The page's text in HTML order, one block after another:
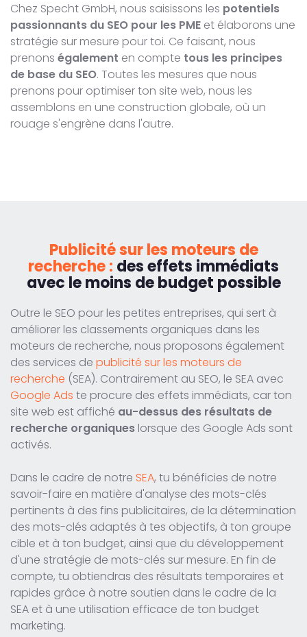
Chez Specht GmbH, nous saisissons les potentiels
passionnants du SEO pour les PME et élaborons une
stratégie sur mesure pour toi. Ce faisant, nous
prenons également en compte tous les principes
de base du SEO. Toutes les mesures que nous
prenons pour optimiser ton site web, nous les
assemblons en une construction globale, où un
rouage s'engrène dans l'autre.
Publicité sur les moteurs de
recherche : des effets immédiats
avec le moins de budget possible
Outre le SEO pour les petites entreprises, qui sert à
améliorer les classements organiques dans les
moteurs de recherche, nous proposons également
des services de publicité sur les moteurs de
recherche (SEA). Contrairement au SEO, le SEA avec
Google Ads te procure des effets immédiats, car ton
site web est affiché au-dessus des résultats de
recherche organiques lorsque des Google Ads sont
activés.
Dans le cadre de notre SEA, tu bénéficies de notre
savoir-faire en matière d'analyse des mots-clés
pertinents à des fins publicitaires, de la détermination
des mots-clés adaptés à tes objectifs, à ton groupe
cible et à ton budget, ainsi que du développement
d'une stratégie de mots-clés sur mesure. En fin de
compte, tu obtiendras des résultats temporaires et
rapides grâce à notre soutien dans le cadre de la
SEA et à une utilisation efficace de ton budget
marketing.